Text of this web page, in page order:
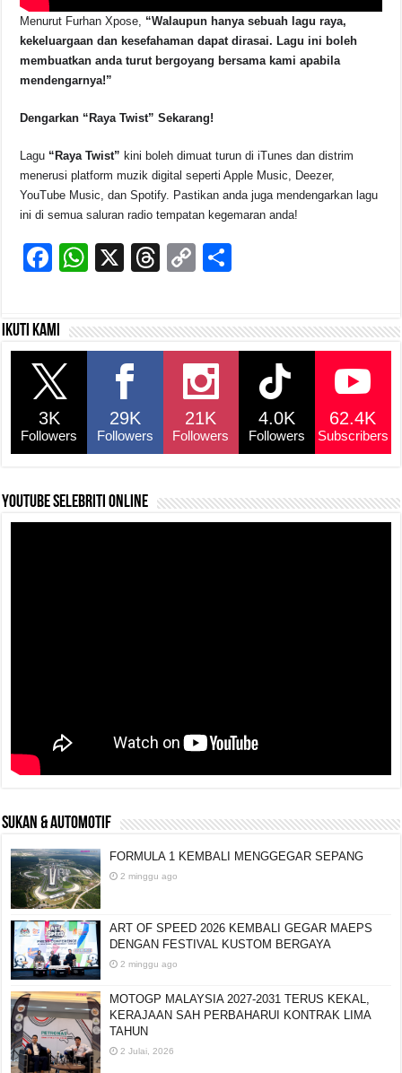
Menurut Furhan Xpose, “Walaupun hanya sebuah lagu raya,
kekeluargaan dan kesefahaman dapat dirasai. Lagu ini boleh
membuatkan anda turut bergoyang bersama kami apabila
mendengarnya!”
Dengarkan “Raya Twist” Sekarang!
Lagu “Raya Twist” kini boleh dimuat turun di iTunes dan distrim
menerusi platform muzik digital seperti Apple Music, Deezer,
YouTube Music, dan Spotify. Pastikan anda juga mendengarkan lagu
ini di semua saluran radio tempatan kegemaran anda!
F
c
e
b
o
o
k
W
s
p
X
T
a
C
y
Li
n
k
e
Ikuti kami
3K
Followers
29K
Followers
21K
Followers
4.0K
Followers
62.4K
Subscribers
YouTube selebriti online
SUKAN & AUTOMOTIF
FORMULA 1 KEMBALI MENGGEGAR SEPANG
2 minggu ago
ART OF SPEED 2026 KEMBALI GEGAR MAEPS
DENGAN FESTIVAL KUSTOM BERGAYA
2 minggu ago
MOTOGP MALAYSIA 2027-2031 TERUS KEKAL,
KERAJAAN SAH PERBAHARUI KONTRAK LIMA
TAHUN
2 Julai, 2026